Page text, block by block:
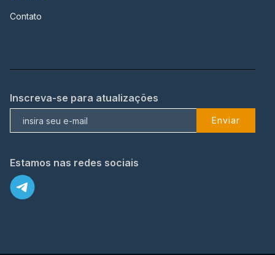
Contato
Inscreva-se para atualizações
Enviar
Estamos nas redes sociais